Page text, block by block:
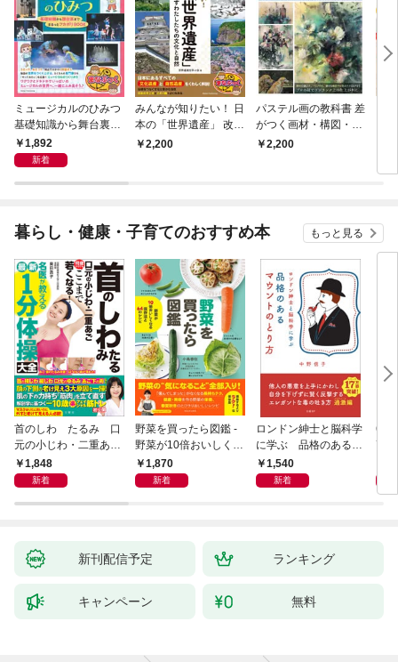
ミュージカルのひみつ
基礎知識から舞台裏ま
で まるっとフカボリB
OOK
1,892
新着
みんなが知りたい！ 日
本の「世界遺産」 改訂
版 未来に遺すわたした
2,200
パステル画の教科書 差
がつく画材・構図・表
現技法を極める
2,200
暮らし・健康・子育てのおすすめ本 もっと見る
首のしわ たるみ 口
元の小じわ・二重あ
ご 何歳からでもここ
まで若くなる！ 名医
大全
1,848
新着
野菜を買ったら図鑑 -
野菜が10倍おいしくな
る保存法と64のレシピ
-
1,870
新着
ロンドン紳士と脳科学
に学ぶ 品格のあるマ
ウントのとり方
1,540
新着
65
高
新刊配信予定 ランキング
キャンペーン 無料